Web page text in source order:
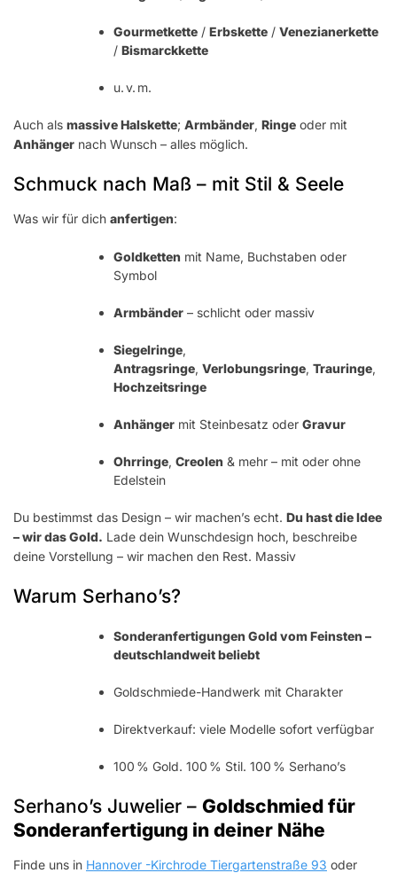
Gourmetkette /Erbskette /Venezianerkette
/Bismarckkette
u. v. m.
Auch als massive Halskette; Armbänder, Ringe oder mit
Anhänger nach Wunsch – alles möglich.
Schmuck nach Maß – mit Stil & Seele
Was wir für dich anfertigen:
Goldketten mit Name, Buchstaben oder
Symbol
Armbänder – schlicht oder massiv
Siegelringe,
Antragsringe,Verlobungsringe,Trauringe,
Hochzeitsringe
Anhänger mit Steinbesatz oderGravur
Ohrringe,Creolen & mehr – mit oder ohne
Edelstein
Du bestimmst das Design – wir machen’s echt. Du hast die Idee
– wir das Gold. Lade dein Wunschdesign hoch, beschreibe
deine Vorstellung – wir machen den Rest. Massiv
Warum Serhano’s?
Sonderanfertigungen Gold vom Feinsten –
deutschlandweit beliebt
Goldschmiede-Handwerk mit Charakter
Direktverkauf: viele Modelle sofort verfügbar
100 % Gold. 100 % Stil. 100 % Serhano’s
Serhano’s Juwelier – Goldschmied für
Sonderanfertigung in deiner Nähe
Finde uns in Hannover -Kirchrode Tiergartenstraße 93 oder